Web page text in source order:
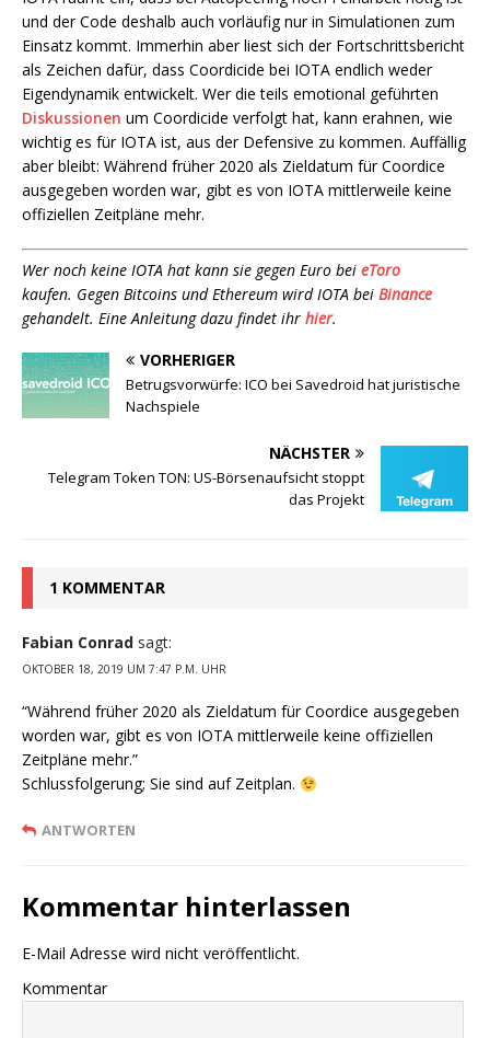
und der Code deshalb auch vorläufig nur in Simulationen zum
Einsatz kommt. Immerhin aber liest sich der Fortschrittsbericht
als Zeichen dafür, dass Coordicide bei IOTA endlich weder
Eigendynamik entwickelt. Wer die teils emotional geführten
Diskussionen um Coordicide verfolgt hat, kann erahnen, wie
wichtig es für IOTA ist, aus der Defensive zu kommen. Auffällig
aber bleibt: Während früher 2020 als Zieldatum für Coordice
ausgegeben worden war, gibt es von IOTA mittlerweile keine
offiziellen Zeitpläne mehr.
Wer noch keine IOTA hat kann sie gegen Euro bei eToro
kaufen. Gegen Bitcoins und Ethereum wird IOTA bei Binance
gehandelt. Eine Anleitung dazu findet ihr hier.
VORHERIGER
Betrugsvorwürfe: ICO bei Savedroid hat juristische
Nachspiele
NÄCHSTER
Telegram Token TON: US-Börsenaufsicht stoppt
das Projekt
1 KOMMENTAR
Fabian Conrad sagt:
OKTOBER 18, 2019 UM 7:47 P.M. UHR
“Während früher 2020 als Zieldatum für Coordice ausgegeben
worden war, gibt es von IOTA mittlerweile keine offiziellen
Zeitpläne mehr.”
Schlussfolgerung; Sie sind auf Zeitplan.
ANTWORTEN
Kommentar hinterlassen
E-Mail Adresse wird nicht veröffentlicht.
Kommentar